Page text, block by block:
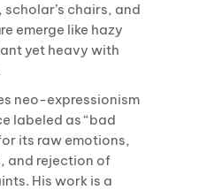
chairs, and
emerge like hazy
yet heavy with
neo-expressionism
labeled as “bad
its raw emotions,
and rejection of
His work is a